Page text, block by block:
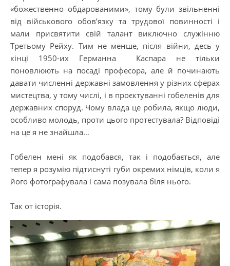
«божественно обдарованими», тому були звільненні
від військового обов’язку та трудової повинності і
мали присвятити свій талант виключно служінню
Третьому Рейху. Тим не менше, після війни, десь у
кінці 1950-их Германна Каспара не тільки
поновлюють на посаді професора, але й починають
давати численні державні замовлення у різних сферах
мистецтва, у тому числі, і в проєктуванні гобеленів для
державних споруд. Чому влада це робила, якщо люди,
особливо молодь, проти цього протестувала? Відповіді
на це я не знайшла…
Гобелен мені як подобався, так і подобається, але
тепер я розумію підтиснуті губи окремих німців, коли я
його фотографувала і сама позувала біля нього.
Так от історія.